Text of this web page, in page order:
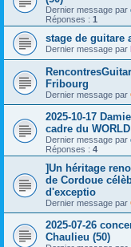
Dernier message par
Réponses : 1
stage de guitare
Dernier message par
Fribourg
Dernier message par
2025-10-17
cadre du
Dernier message par
Réponses : 4
]Un héritage
de Cordoue
d'exceptio
Dernier message par
2025-07-26
Chaulieu (50)